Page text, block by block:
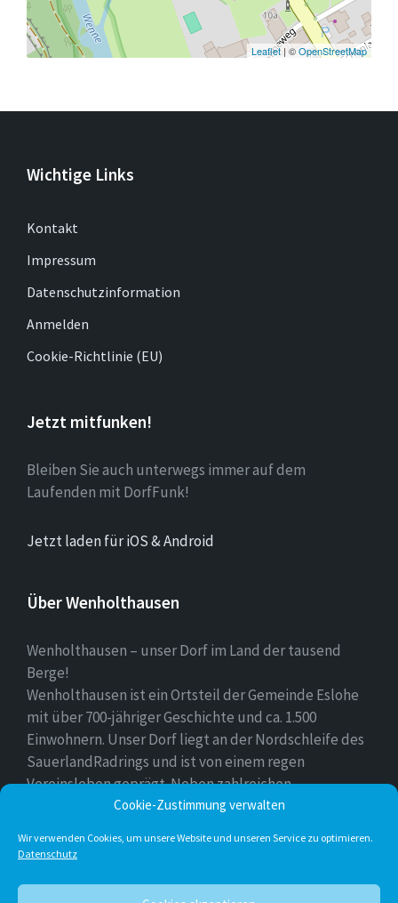
Cookie-Zustimmung verwalten
Wir verwenden Cookies, um unsere Website und unseren Service zu optimieren.
Datenschutz
Leaflet| ©OpenStreetMap
Wichtige Links
Kontakt
Impressum
Datenschutzinformation
Anmelden
Cookie-Richtlinie (EU)
Jetzt mitfunken!
Bleiben Sie auch unterwegs immer auf dem
Laufenden mit DorfFunk!
Jetzt laden für iOS & Android
Über Wenholthausen
Wenholthausen – unser Dorf im Land der tausend
Berge!
Wenholthausen ist ein Ortsteil der Gemeinde Eslohe
mit über 700-jähriger Geschichte und ca. 1.500
Einwohnern. Unser Dorf liegt an der Nordschleife des
SauerlandRadrings und ist von einem regen
Vereinsleben geprägt. Neben zahlreichen
Freizeitmöglichkeiten ist unser Ort für sein
Facebook Twitter